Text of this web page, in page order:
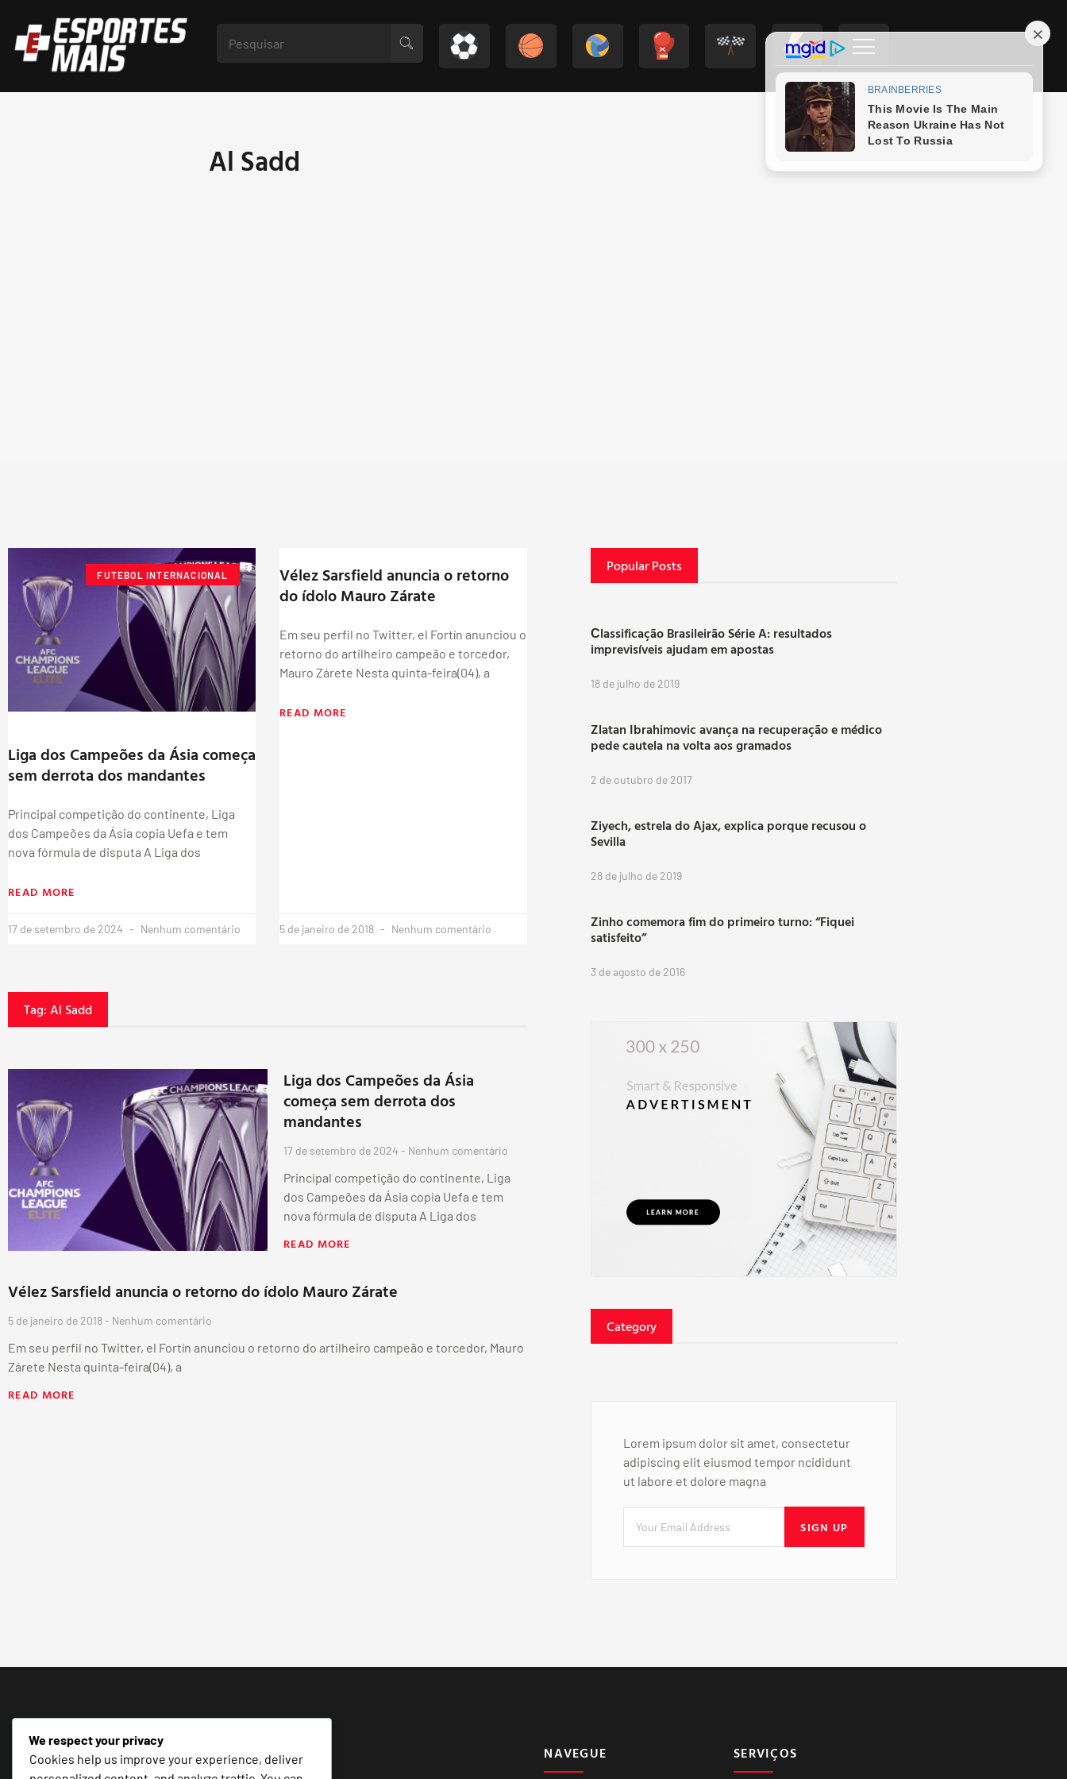
Al Sadd
FUTEBOL INTERNACIONAL
Liga dos Campeões da Ásia começa
sem derrota dos mandantes
Principal competição do continente, Liga
dos Campeões da Ásia copia Uefa e tem
nova fórmula de disputa A Liga dos
READ MORE
17 de setembro de 2024 Nenhum comentário
Vélez Sarsfield anuncia o retorno
do ídolo Mauro Zárate
Em seu perfil no Twitter, el Fortín anunciou o
retorno do artilheiro campeão e torcedor,
Mauro Zárete Nesta quinta-feira(04), a
READ MORE
5 de janeiro de 2018 Nenhum comentário
Tag: Al Sadd
Liga dos Campeões da Ásia
começa sem derrota dos
mandantes
17 de setembro de 2024 Nenhum comentário
Principal competição do continente, Liga
dos Campeões da Ásia copia Uefa e tem
nova fórmula de disputa A Liga dos
READ MORE
Vélez Sarsfield anuncia o retorno do ídolo Mauro Zárate
5 de janeiro de 2018 Nenhum comentário
Em seu perfil no Twitter, el Fortín anunciou o retorno do artilheiro campeão e torcedor, Mauro
Zárete Nesta quinta-feira(04), a
READ MORE
Popular Posts
Сlassificação Brasileirão Série A: resultados
imprevisíveis ajudam em apostas
18 de julho de 2019
Zlatan Ibrahimovic avança na recuperação e médico
pede cautela na volta aos gramados
2 de outubro de 2017
Ziyech, estrela do Ajax, explica porque recusou o
Sevilla
28 de julho de 2019
Zinho comemora fim do primeiro turno: “Fiquei
satisfeito”
3 de agosto de 2016
Category
Lorem ipsum dolor sit amet, consectetur
adipiscing elit eiusmod tempor ncididunt
ut labore et dolore magna
SIGN UP
NAVEGUE SERVIÇOS
We respect your privacy
Cookies help us improve your experience, deliver